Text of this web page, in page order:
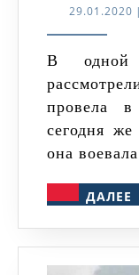
29.01.2020 |
В одной из статей мы уже
провела в
сегодня
она
ДАЛЕЕ